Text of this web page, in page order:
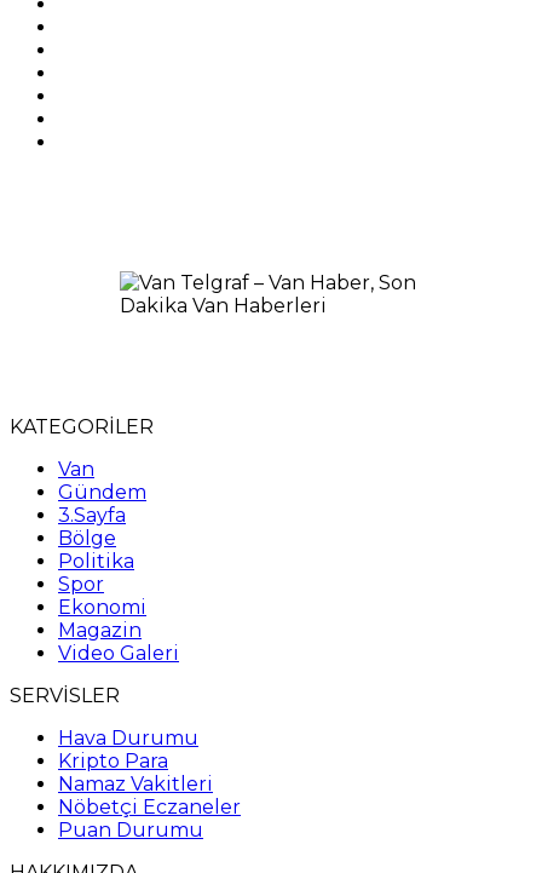
KATEGORİLER
Van
Gündem
3.Sayfa
Bölge
Politika
Spor
Ekonomi
Magazin
Video Galeri
SERVİSLER
Hava Durumu
Kripto Para
Namaz Vakitleri
Nöbetçi Eczaneler
Puan Durumu